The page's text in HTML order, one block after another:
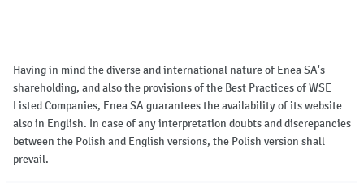
Having in mind the diverse and international nature of Enea SA's
shareholding, and also the provisions of the Best Practices of WSE
Listed Companies, Enea SA guarantees the availability of its website
also in English. In case of any interpretation doubts and discrepancies
between the Polish and English versions, the Polish version shall
prevail.